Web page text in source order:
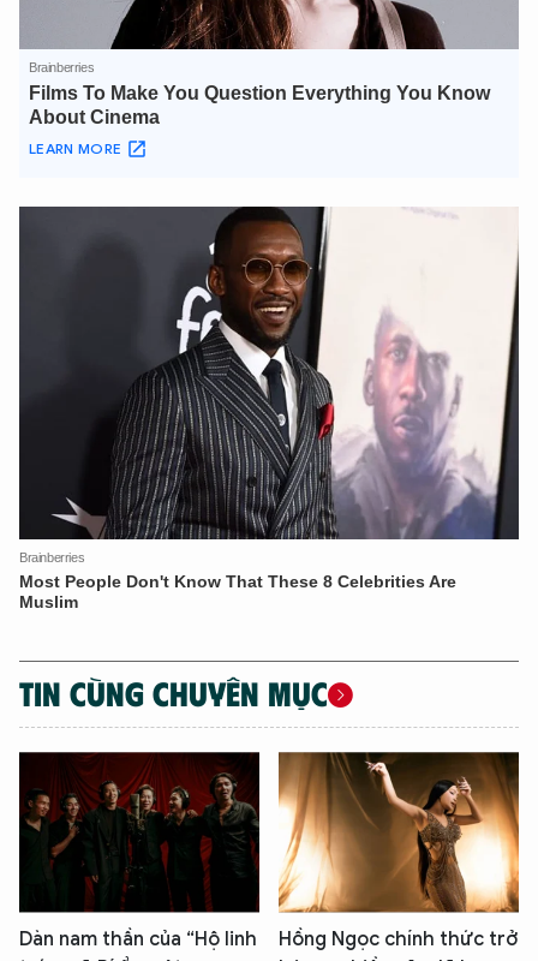
TIN CÙNG CHUYÊN MỤC
Dàn nam thần của “Hộ linh
Hồng Ngọc chính thức trở